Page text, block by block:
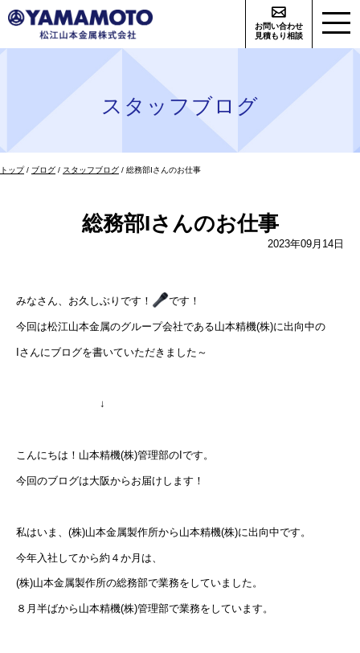
このページの本文へ
お問い合わせ
見積もり相談
スタッフブログ
現
トップ/ ブログ / スタッフブログ / 総務部Iさんのお仕事
総務部Iさんのお仕事
2023年09月14日
みなさん、お久しぶりです！ です！
今回は松江山本金属のグループ会社である山本精機(株)に出向中の
Iさんにブログを書いていただきました～
↓
こんにちは！山本精機(株)管理部のIです。
今回のブログは大阪からお届けします！
私はいま、(株)山本金属製作所から山本精機(株)に出向中です。
今年入社してから約４か月は、
(株)山本金属製作所の総務部で業務をしていました。
８月半ばから山本精機(株)管理部で業務をしています。